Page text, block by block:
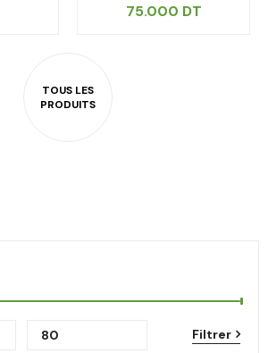
Filtrer
75.000 DT